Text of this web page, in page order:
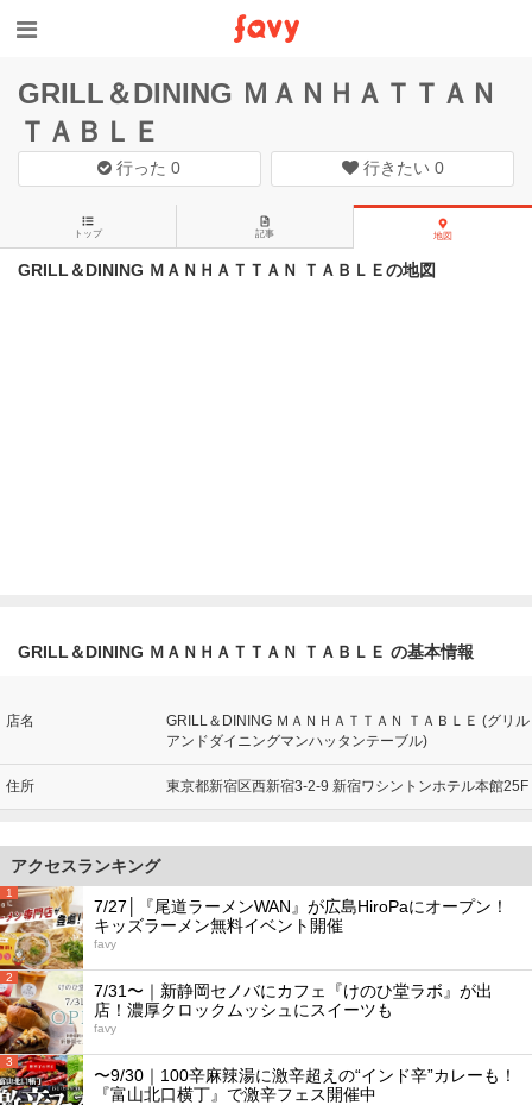
GRILL＆DINING ＭＡＮＨＡＴＴＡＮ
ＴＡＢＬＥ
行った0 行きたい 0
トップ 記事 地図
GRILL＆DINING ＭＡＮＨＡＴＴＡＮ ＴＡＢＬＥの地図
GRILL＆DINING ＭＡＮＨＡＴＴＡＮ ＴＡＢＬＥ の基本情報
店名
GRILL＆DINING ＭＡＮＨＡＴＴＡＮ ＴＡＢＬＥ (グリル
アンドダイニングマンハッタンテーブル)
住所 東京都新宿区西新宿3-2-9 新宿ワシントンホテル本館25F
アクセスランキング
1
7/27│『尾道ラーメンWAN』が広島HiroPaにオープン！
キッズラーメン無料イベント開催
favy
2
7/31〜｜新静岡セノバにカフェ『けのひ堂ラボ』が出
店！濃厚クロックムッシュにスイーツも
favy
3
〜9/30｜100辛麻辣湯に激辛超えの“インド辛”カレーも！
『富山北口横丁』で激辛フェス開催中